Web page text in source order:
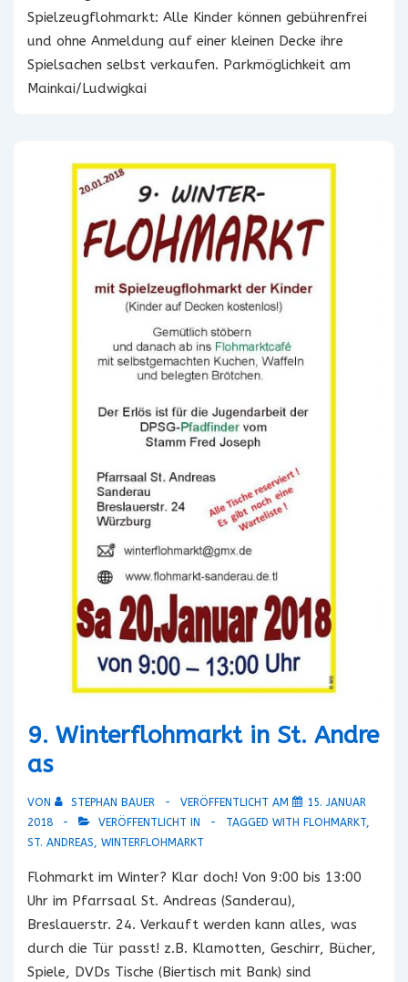
Spielzeugflohmarkt: Alle Kinder können gebührenfrei
und ohne Anmeldung auf einer kleinen Decke ihre
Spielsachen selbst verkaufen. Parkmöglichkeit am
Mainkai/Ludwigkai
9. Winterflohmarkt in St. Andre
as
VON STEPHAN BAUER VERÖFFENTLICHT AM
15. JANUAR
2018
VERÖFFENTLICHT IN TAGGED WITH FLOHMARKT,
ST. ANDREAS, WINTERFLOHMARKT
Flohmarkt im Winter? Klar doch! Von 9:00 bis 13:00
Uhr im Pfarrsaal St. Andreas (Sanderau),
Breslauerstr. 24. Verkauft werden kann alles, was
durch die Tür passt! z.B. Klamotten, Geschirr, Bücher,
Spiele, DVDs Tische (Biertisch mit Bank) sind